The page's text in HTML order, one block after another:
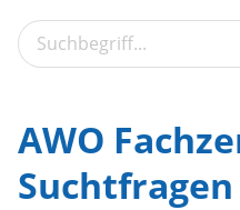
AWO
Suchtfragen